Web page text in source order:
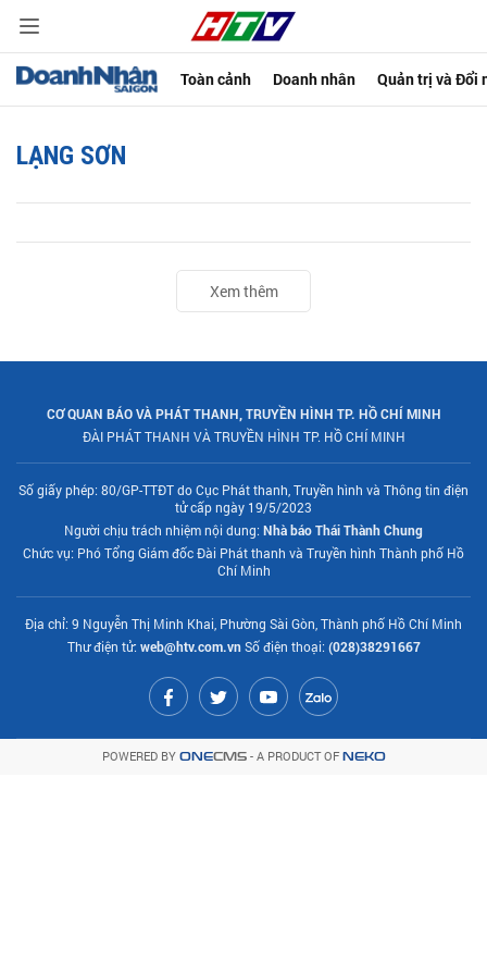
Toàn cảnh Doanh nhân Quản trị và Đổi
LẠNG SƠN
Xem thêm
CƠ QUAN BÁO VÀ PHÁT THANH, TRUYỀN HÌNH TP. HỒ CHÍ MINH
ĐÀI PHÁT THANH VÀ TRUYỀN HÌNH TP. HỒ CHÍ MINH
Số giấy phép: 80/GP-TTĐT do Cục Phát thanh, Truyền hình và Thông tin điện
tử cấp ngày 19/5/2023
Người chịu trách nhiệm nội dung: Nhà báo Thái Thành Chung
Chức vụ: Phó Tổng Giám đốc Đài Phát thanh và Truyền hình Thành phố Hồ
Chí Minh
Địa chỉ: 9 Nguyễn Thị Minh Khai, Phường Sài Gòn, Thành phố Hồ Chí Minh
Thư điện tử: web@htv.com.vnSố điện thoại: (028)38291667
POWERED BY ONECMS- A PRODUCT OF NEKO